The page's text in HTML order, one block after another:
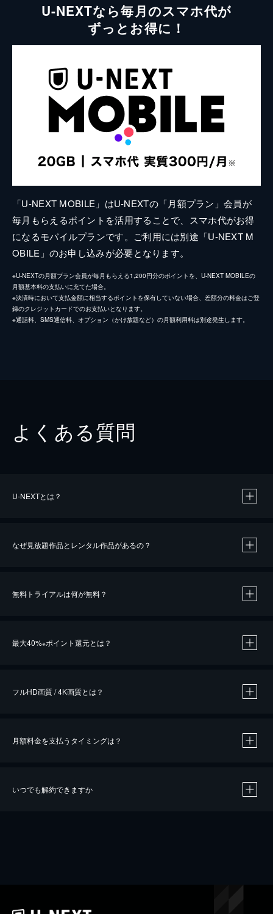
U-NEXTなら毎月のスマホ代が
ずっとお得に！
「U-NEXT MOBILE」はU-NEXTの「月額プラン」会員が
毎月もらえるポイントを活用することで、スマホ代がお得
になるモバイルプランです。ご利用には別途「U-NEXT M
OBILE」のお申し込みが必要となります。
※U-NEXTの月額プラン会員が毎月もらえる1,200円分のポイントを、U-NEXT MOBILEの
月額基本料の支払いに充てた場合。
※決済時において支払金額に相当するポイントを保有していない場合、差額分の料金はご登
録のクレジットカードでのお支払いとなります。
※通話料、SMS通信料、オプション（かけ放題など）の月額利用料は別途発生します。
よくある質問
U-NEXTとは？
なぜ見放題作品とレンタル作品があるの？
無料トライアルは何が無料？
最大40%※ポイント還元とは？
※40％ポイント還元の対象は、クレジットカード決済による作品の購入 / レンタルです。
iOSアプリのUコイン決済による作品の購入 / レンタルは、20％のポイント還元です。
フルHD画質 / 4K画質とは？
月額料金を支払うタイミングは？
いつでも解約できますか